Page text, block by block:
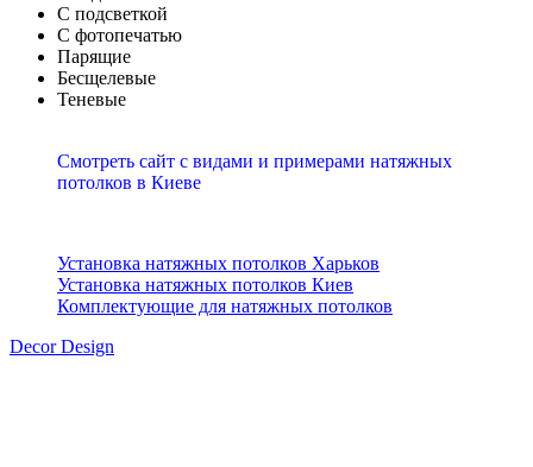
С подсветкой
С фотопечатью
Парящие
Бесщелевые
Теневые
Смотреть сайт с видами и примерами натяжных
потолков в Киеве
Установка натяжных потолков Харьков
Установка натяжных потолков Киев
Комплектующие для натяжных потолков
Decor Design